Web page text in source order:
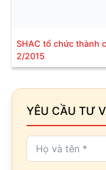
SHAC tổ chức thành
2/2015
YÊU CẦU TƯ